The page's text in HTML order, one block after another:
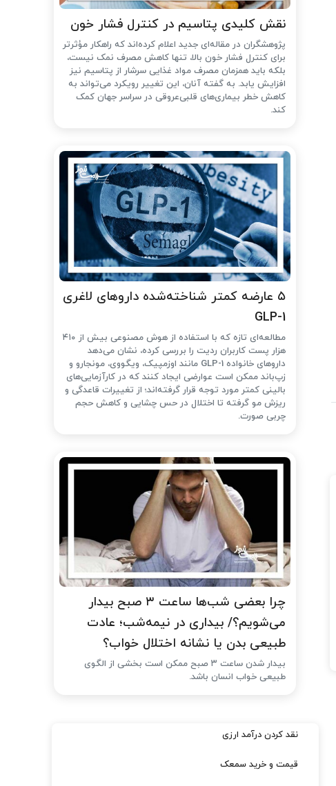
نقش کلیدی پتاسیم در کنترل فشار خون
پژوهشگران در مقاله‌ای جدید اعلام کرده‌اند که راهکار مؤثرتر
برای کنترل فشار خون بالا، تنها کاهش مصرف نمک نیست،
بلکه باید همزمان مصرف مواد غذایی سرشار از پتاسیم نیز
افزایش یابد. به گفته آنان، این تغییر رویکرد می‌تواند به
کاهش خطر بیماری‌های قلبی‌عروقی در سراسر جهان کمک
کند.
۵ عارضه کمتر شناخته‌شده داروهای لاغری
GLP-1
مطالعه‌ای تازه که با استفاده از هوش مصنوعی بیش از ۴۱۰
هزار پست کاربران ردیت را بررسی کرده، نشان می‌دهد
داروهای خانواده GLP-1 مانند اوزمپیک، ویگووی، مونجارو و
زپ‌باند ممکن است عوارضی ایجاد کنند که در کارآزمایی‌های
بالینی کمتر مورد توجه قرار گرفته‌اند؛ از تغییرات قاعدگی و
ریزش مو گرفته تا اختلال در حس چشایی و کاهش حجم
چربی صورت.
چرا بعضی شب‌ها ساعت ۳ صبح بیدار
می‌شویم؟/ بیداری در نیمه‌شب؛ عادت
طبیعی بدن یا نشانه اختلال خواب؟
بیدار شدن ساعت ۳ صبح ممکن است بخشی از الگوی
طبیعی خواب انسان باشد.
نقد کردن درآمد ارزی
قیمت و خرید سمعک